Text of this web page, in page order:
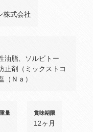
株式会社
油脂、ソルビトー
止剤（ミックストコ
Ｎａ）
量 賞味期限
12ヶ月